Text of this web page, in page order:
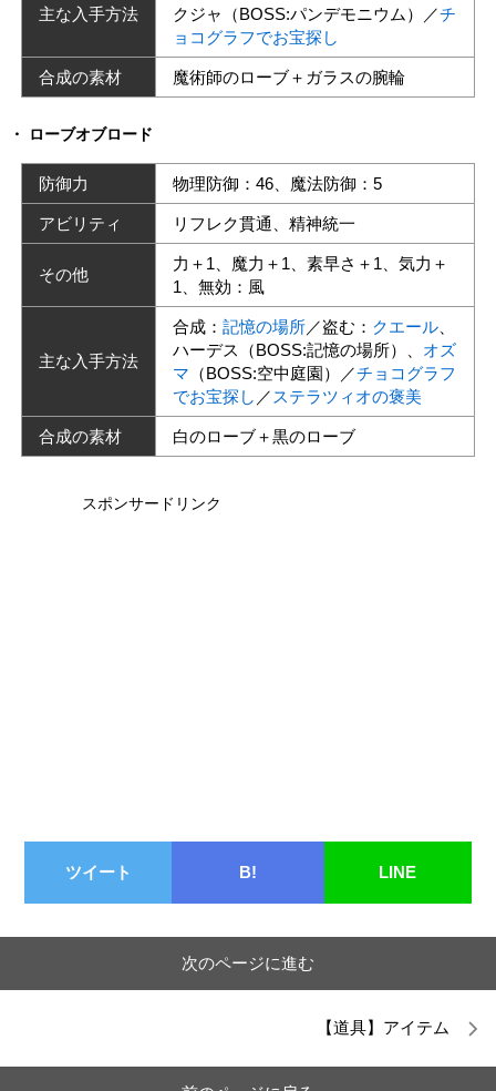
主な入手方法
クジャ（BOSS:パンデモニウム）／チ
ョコグラフでお宝探し
合成の素材 魔術師のローブ＋ガラスの腕輪
ローブオブロード
防御力 物理防御：46、魔法防御：5
アビリティ リフレク貫通、精神統一
その他
力＋1、魔力＋1、素早さ＋1、気力＋
1、無効：風
主な入手方法
合成： 記憶の場所／盗む： クエール
ハーデス（BOSS:記憶の場所）、 オズ
マ （BOSS:空中庭園）／チョコグラフ
でお宝探し ／ ステラツィオの褒美
合成の素材 白のローブ＋黒のローブ
スポンサードリンク
ツイート B! LINE
次のページに進む
【道具】アイテム